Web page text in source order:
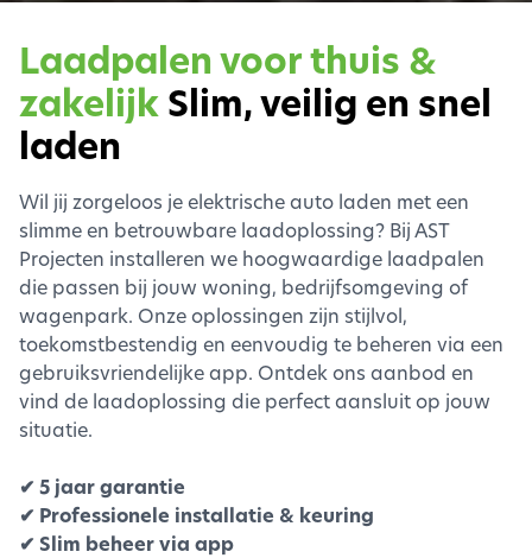
Laadpalen voor thuis &
zakelijkSlim, veilig en snel
laden
Wil jij zorgeloos je elektrische auto laden met een
slimme en betrouwbare laadoplossing? Bij AST
Projecten installeren we hoogwaardige laadpalen
die passen bij jouw woning, bedrijfsomgeving of
wagenpark. Onze oplossingen zijn stijlvol,
toekomstbestendig en eenvoudig te beheren via een
gebruiksvriendelijke app. Ontdek ons aanbod en
vind de laadoplossing die perfect aansluit op jouw
situatie.
✔ 5 jaar garantie
✔ Professionele installatie & keuring
✔ Slim beheer via app